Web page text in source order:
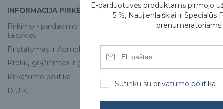
INFORMACIJA PIRKĖJUI
Pirkimo - pardavimo
taisyklės
Pristatymas ir Apmokėjimas
Prekių grąžinimas ir garantija
Privatumo politika
D.U.K.
APIE MUS
Kontaktai
E-parduotuvės produktams pirmojo
5 %, Naujienlaiškiai ir Specialūs
prenumeratoriams!
Sutinku su privatumo politika